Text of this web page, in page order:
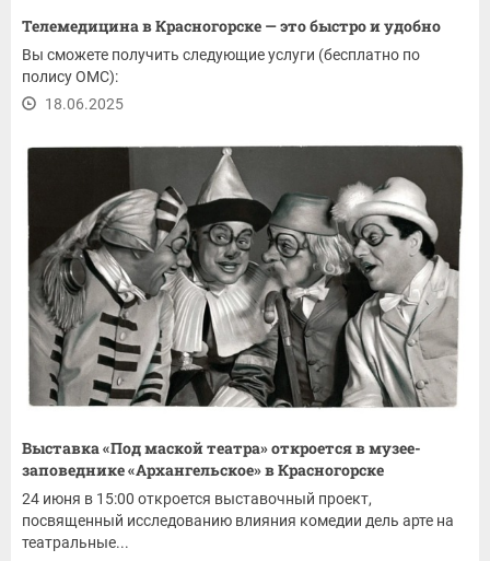
Телемедицина в Красногорске — это быстро и удобно
Вы сможете получить следующие услуги (бесплатно по
полису ОМС):
18.06.2025
Выставка «Под маской театра» откроется в музее-
заповеднике «Архангельское» в Красногорске
24 июня в 15:00 откроется выставочный проект,
посвященный исследованию влияния комедии дель арте на
театральные...